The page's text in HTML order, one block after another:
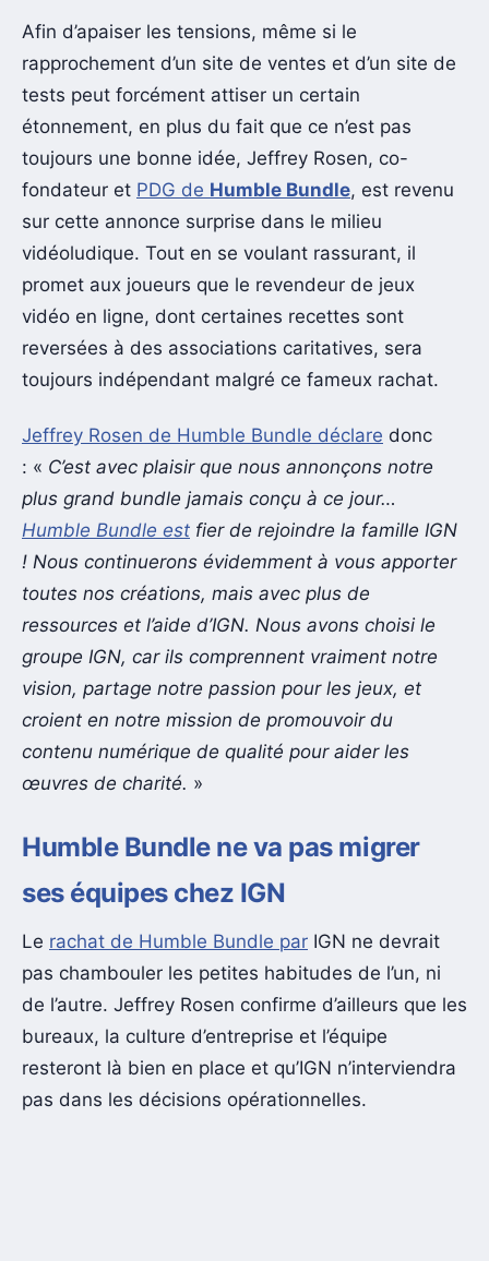
Afin d’apaiser les tensions, même si le
rapprochement d’un site de ventes et d’un site de
tests peut forcément attiser un certain
étonnement, en plus du fait que ce n’est pas
toujours une bonne idée, Jeffrey Rosen, co-
fondateur et PDG de Humble Bundle, est revenu
sur cette annonce surprise dans le milieu
vidéoludique. Tout en se voulant rassurant, il
promet aux joueurs que le revendeur de jeux
vidéo en ligne, dont certaines recettes sont
reversées à des associations caritatives, sera
toujours indépendant malgré ce fameux rachat.
Jeffrey Rosen de Humble Bundle déclare donc
: « C’est avec plaisir que nous annonçons notre
plus grand bundle jamais conçu à ce jour…
Humble Bundle est fier de rejoindre la famille IGN
! Nous continuerons évidemment à vous apporter
toutes nos créations, mais avec plus de
ressources et l’aide d’IGN. Nous avons choisi le
groupe IGN, car ils comprennent vraiment notre
vision, partage notre passion pour les jeux, et
croient en notre mission de promouvoir du
contenu numérique de qualité pour aider les
œuvres de charité. »
Humble Bundle ne va pas migrer
ses équipes chez IGN
Le rachat de Humble Bundle par IGN ne devrait
pas chambouler les petites habitudes de l’un, ni
de l’autre. Jeffrey Rosen confirme d’ailleurs que les
bureaux, la culture d’entreprise et l’équipe
resteront là bien en place et qu’IGN n’interviendra
pas dans les décisions opérationnelles.